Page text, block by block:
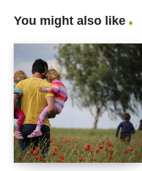
You might also like